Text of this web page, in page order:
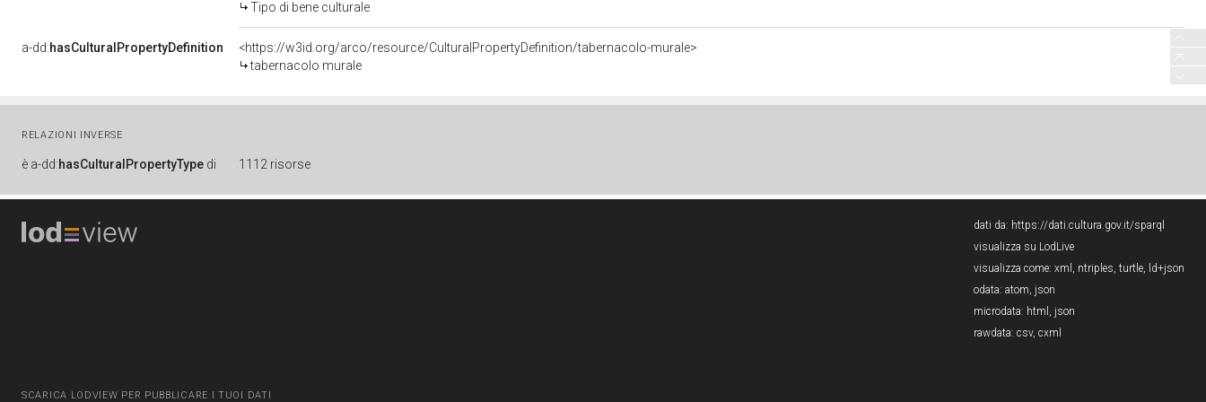
Tipo di bene culturale
a-dd:hasCulturalPropertyDefinition
<https://w3id.org/arco/resource/CulturalPropertyDefinition/tabernacolo-murale>
tabernacolo murale
RELAZIONI INVERSE
è a-dd:hasCulturalPropertyType di 1112 risorse
SCARICA LODVIEW PER PUBBLICARE I TUOI DATI
dati da: https://dati.cultura.gov.it/sparql
visualizza su LodLive
visualizza come: xml , ntriples, turtle, ld+json
odata: atom, json
microdata: html , json
rawdata: csv, cxml